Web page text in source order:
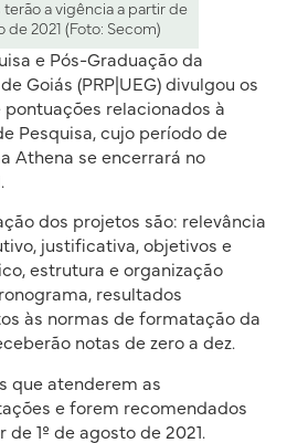
a vigência a partir de
de 2021 (Foto: Secom)
e Pós-Graduação da
Goiás (PRP|UEG) divulgou os
relacionados à
Pesquisa, cujo período de
Athena se encerrará no
dos projetos são: relevância
justificativa, objetivos e
estrutura e organização
resultados
às normas de formatação da
notas de zero a dez.
que atenderem as
e forem recomendados
1º de agosto de 2021.